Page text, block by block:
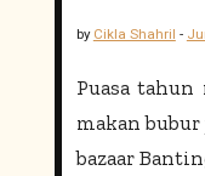
by Cikla Shahril -
Puasa
makan bubur
bazaar